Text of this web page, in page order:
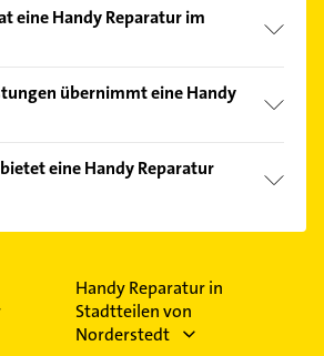
dass diese an Sonn- und
können.
eine Handy Reparatur im
und Vodafone Fairphone.
übernimmt eine Handy
Hardware-Ersteinrichtung,
und Kundentermin auf
eine Handy Reparatur
unter anderem CallYa /
Handy Reparatur in
Stadtteilen von
Norderstedt